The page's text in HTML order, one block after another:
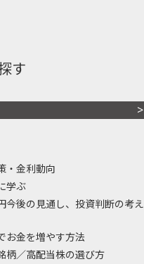
す
・金利動向
学ぶ
今後の見通し、投資判断の考え
お金を増やす方法
柄／高配当株の選び方